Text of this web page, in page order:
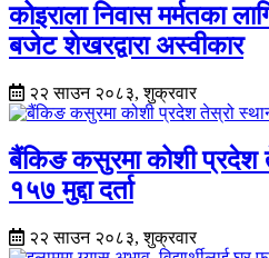
कोइराला निवास मर्मतका
बजेट शेखरद्वारा अस्वीकार
२२ साउन २०८३, शुक्रवार
बैंकिङ कसुरमा कोशी प्रदेश
१५७ मुद्दा दर्ता
२२ साउन २०८३, शुक्रवार